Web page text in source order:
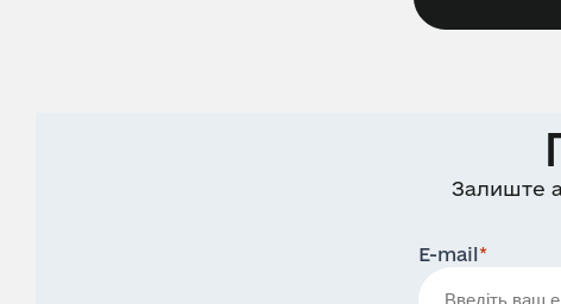
Залиште
E-mail*